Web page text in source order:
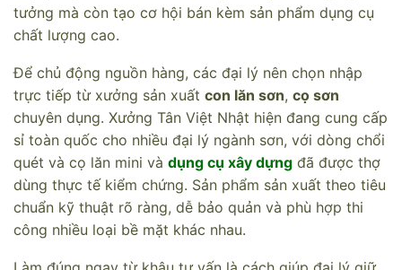
tưởng mà còn tạo cơ hội bán kèm sản phẩm dụng cụ
chất lượng cao.
Để chủ động nguồn hàng, các đại lý nên chọn nhập
trực tiếp từ xưởng sản xuất con lăn sơn, cọ sơn
chuyên dụng. Xưởng Tân Việt Nhật hiện đang cung cấp
sỉ toàn quốc cho nhiều đại lý ngành sơn, với dòng chổi
quét và cọ lăn mini và dụng cụ xây dựng đã được thợ
dùng thực tế kiểm chứng. Sản phẩm sản xuất theo tiêu
chuẩn kỹ thuật rõ ràng, dễ bảo quản và phù hợp thi
công nhiều loại bề mặt khác nhau.